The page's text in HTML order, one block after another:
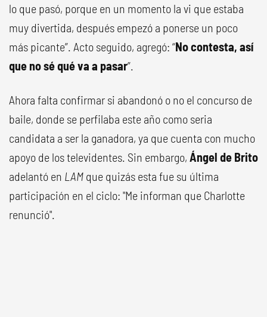
lo que pasó, porque en un momento la vi que estaba
muy divertida, después empezó a ponerse un poco
más picante”. Acto seguido, agregó: “No contesta, así
que no sé qué va a pasar”.
Ahora falta confirmar si abandonó o no el concurso de
baile, donde se perfilaba este año como seria
candidata a ser la ganadora, ya que cuenta con mucho
apoyo de los televidentes. Sin embargo, Ángel de Brito
adelantó en LAM que quizás esta fue su última
participación en el ciclo: "Me informan que Charlotte
renunció".